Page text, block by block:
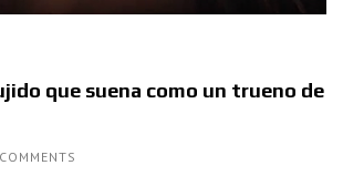
que suena como un trueno de